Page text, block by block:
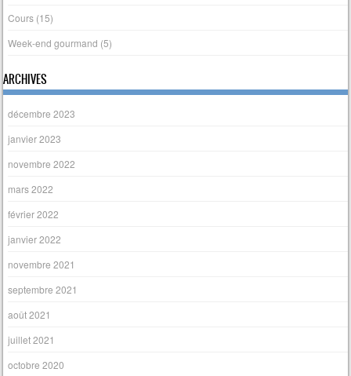
Cours (15)
Week-end gourmand (5)
ARCHIVES
décembre 2023
janvier 2023
novembre 2022
mars 2022
février 2022
janvier 2022
novembre 2021
septembre 2021
août 2021
juillet 2021
octobre 2020